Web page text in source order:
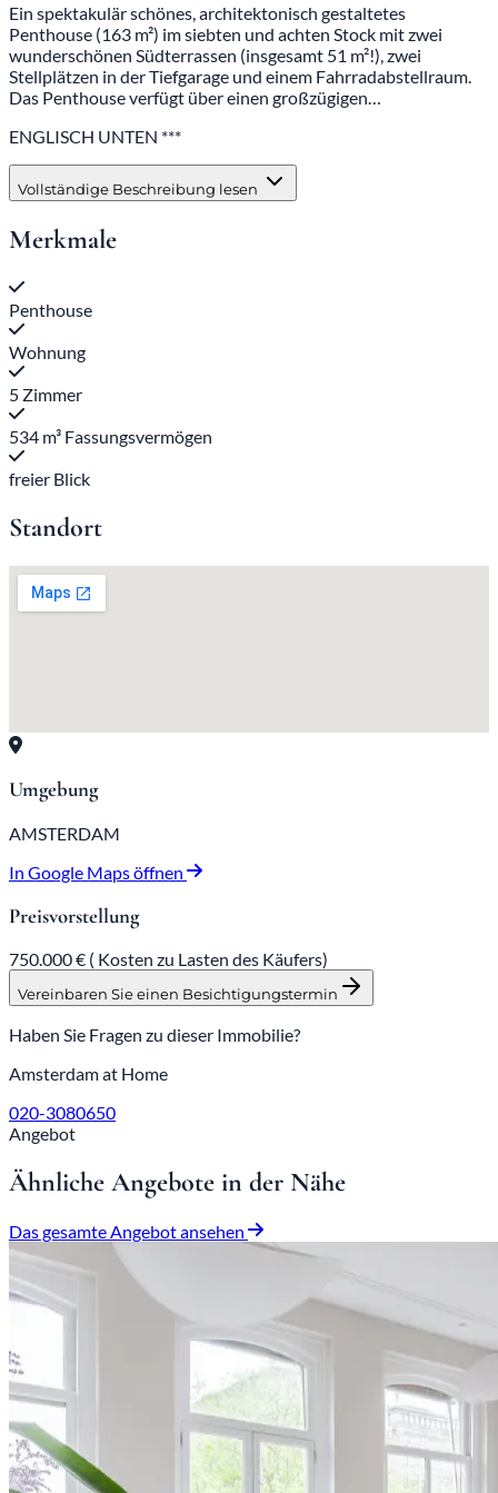
Ein spektakulär schönes, architektonisch gestaltetes
Penthouse (163 m²) im siebten und achten Stock mit zwei
wunderschönen Südterrassen (insgesamt 51 m²!), zwei
Stellplätzen in der Tiefgarage und einem Fahrradabstellraum.
Das Penthouse verfügt über einen großzügigen…
ENGLISCH UNTEN ***
Vollständige Beschreibung lesen
Merkmale
Penthouse
Wohnung
5 Zimmer
534 m³ Fassungsvermögen
freier Blick
Standort
Umgebung
AMSTERDAM
In Google Maps öffnen
Preisvorstellung
750.000 € ( Kosten zu Lasten des Käufers)
Vereinbaren Sie einen Besichtigungstermin
Haben Sie Fragen zu dieser Immobilie?
Amsterdam at Home
020-3080650
Angebot
Ähnliche Angebote in der Nähe
Das gesamte Angebot ansehen